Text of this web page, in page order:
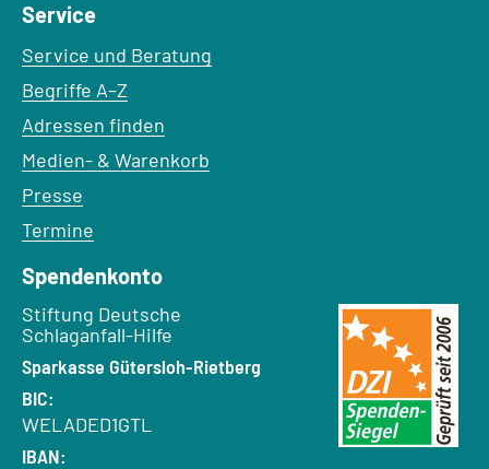
Service
Service und Beratung
Begriffe A–Z
Adressen finden
Medien- & Warenkorb
Presse
Termine
Spendenkonto
Empfänger:
Stiftung Deutsche
Schlaganfall-Hilfe
Bank:
Sparkasse Gütersloh-Rietberg
BIC:
WELADED1GTL
IBAN: